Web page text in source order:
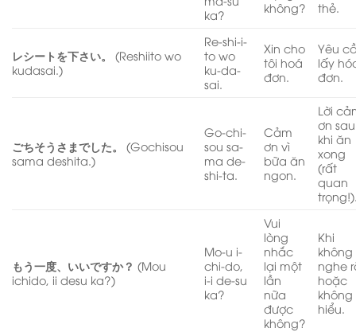
ka?
không?
thẻ.
レシートを下さい。
(Reshiito wo
kudasai.)
Re-shi-i-
to wo
ku-da-
sai.
Xin cho
tôi hoá
đơn.
Yêu
lấy
đơn.
ごちそうさまでした。
(Gochisou
sama deshita.)
Go-chi-
sou sa-
ma de-
shi-ta.
Cảm
ơn vì
bữa ăn
ngon.
Lời
ơn sau
khi ăn
xong
(rất
quan
もう一度、いいですか？ (Mou
ichido, ii desu ka?)
Mo-u i-
chi-do,
i-i de-su
ka?
Vui
lòng
nhắc
lại một
lần
nữa
được
không?
Khi
không
nghe
hoặc
không
hiểu.